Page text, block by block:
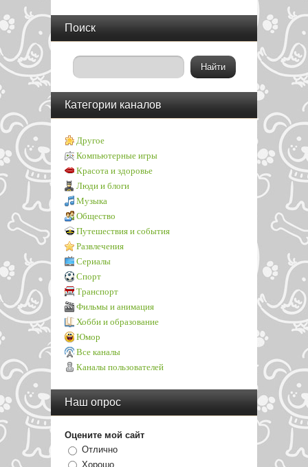
Поиск
Категории каналов
Другое
Компьютерные игры
Красота и здоровье
Люди и блоги
Музыка
Общество
Путешествия и события
Развлечения
Сериалы
Спорт
Транспорт
Фильмы и анимация
Хобби и образование
Юмор
Все каналы
Каналы пользователей
Наш опрос
Оцените мой сайт
Отлично
Хорошо